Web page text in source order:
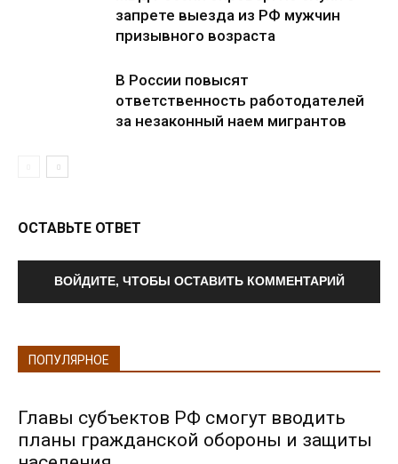
запрете выезда из РФ мужчин
призывного возраста
В России повысят
ответственность работодателей
за незаконный наем мигрантов
ОСТАВЬТЕ ОТВЕТ
ВОЙДИТЕ, ЧТОБЫ ОСТАВИТЬ КОММЕНТАРИЙ
ПОПУЛЯРНОЕ
Главы субъектов РФ смогут вводить
планы гражданской обороны и защиты